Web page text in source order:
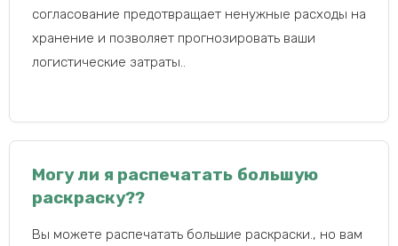
согласование предотвращает ненужные расходы на
хранение и позволяет прогнозировать ваши
логистические затраты..
Могу ли я распечатать большую
раскраску??
Вы можете распечатать большие раскраски., но вам